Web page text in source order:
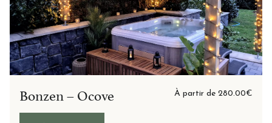
Bonzen – Ocove À partir de 280.00€